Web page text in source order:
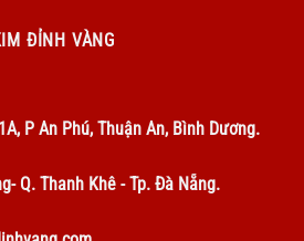
ĐỈNH VÀNG
P An Phú, Thuận An, Bình Dương.
Q. Thanh Khê - Tp. Đà Nẵng.